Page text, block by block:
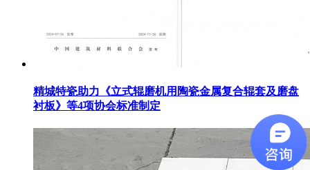
精城特瓷助力《立式辊磨机用陶瓷金属复合辊套及磨盘
衬板》等4项协会标准制定